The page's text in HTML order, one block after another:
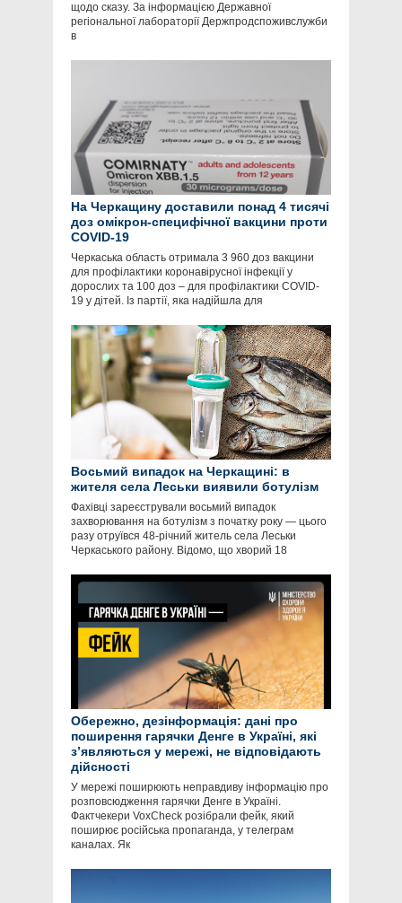
щодо сказу. За інформацією Державної
регіональної лабораторії Держпродспоживслужби
в
На Черкащину доставили понад 4 тисячі
доз омікрон-специфічної вакцини проти
COVID-19
Черкаська область отримала 3 960 доз вакцини
для профілактики коронавірусної інфекції у
дорослих та 100 доз – для профілактики COVID-
19 у дітей. Із партії, яка надійшла для
Восьмий випадок на Черкащині: в
жителя села Леськи виявили ботулізм
Фахівці зареєстрували восьмий випадок
захворювання на ботулізм з початку року — цього
разу отруївся 48-річний житель села Леськи
Черкаського району. Відомо, що хворий 18
Обережно, дезінформація: дані про
поширення гарячки Денге в Україні, які
зʼявляються у мережі, не відповідають
дійсності
У мережі поширюють неправдиву інформацію про
розповсюдження гарячки Денге в Україні.
Фактчекери VoxCheck розібрали фейк, який
поширює російська пропаганда, у телеграм
каналах. Як